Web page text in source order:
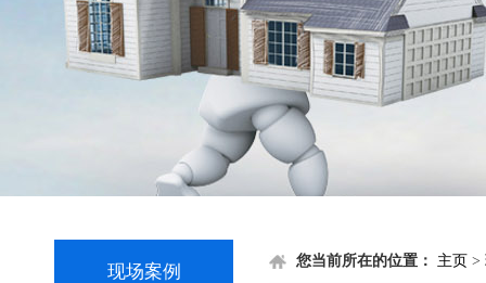
现场案例
您当前所在的位置： 主页 >